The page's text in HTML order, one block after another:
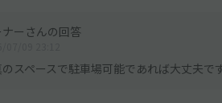
ナーさんの回答
スペースで駐車場可能であれば大丈夫で